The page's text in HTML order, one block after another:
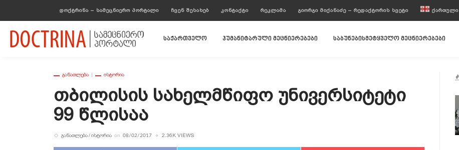
ᲓᲝᲥᲢᲠᲘᲜᲐ – ᲡᲐᲛᲔᲪᲜᲘᲔᲠᲝ ᲞᲝᲠᲢᲐᲚᲘ ᲩᲕᲔᲜ ᲨᲔᲡᲐᲮᲔᲑ ᲙᲝᲜᲢᲐᲥᲢᲘ ᲠᲔᲙᲚᲐᲛᲐ ᲒᲘᲝᲠᲒᲘ ᲛᲘᲥᲐᲜᲐᲫᲔ – ᲠᲔᲓᲐᲥᲢᲝᲠᲘᲡ ᲡᲕᲔᲢᲘ ᲥᲐᲠᲗᲣᲚᲘ
საქართველო ჰუმანიტარული მეცნიერებები საბუნებისმეტყველო მეცნიერებები
ᲒᲐᲜᲐᲗᲚᲔᲑᲐ ᲘᲡᲢᲝᲠᲘᲐ
Თბილისის Სახელმწიფო Უნივერსიტეტი
99 Წლისაა
ᲒᲐᲜᲐᲗᲚᲔᲑᲐ ᲘᲡᲢᲝᲠᲘᲐ on 08/02/2017 2.36K VIEWS